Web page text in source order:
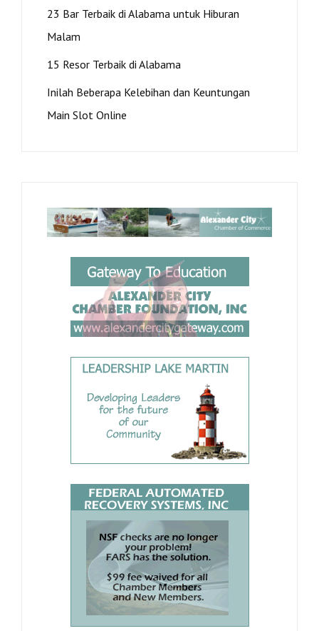
23 Bar Terbaik di Alabama untuk Hiburan
Malam
15 Resor Terbaik di Alabama
Inilah Beberapa Kelebihan dan Keuntungan
Main Slot Online